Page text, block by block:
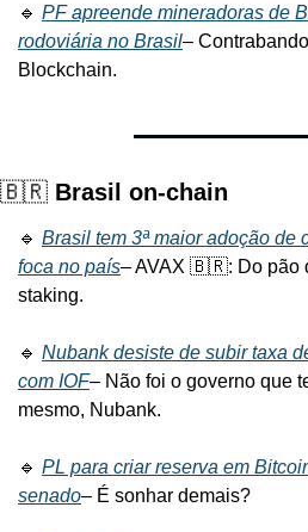
🔹 PF apreende mineradoras de
rodoviária no Brasil–
Blockchain.
🇧🇷 Brasil on-chain
🔹 Brasil tem 3ª maior adoção de
foca no país– AVAX 🇧🇷: Do pão
staking.
🔹 Nubank desiste de subir taxa
com IOF– Não foi o governo que
mesmo, Nubank.
🔹 PL para criar reserva em
senado– É sonhar demais?